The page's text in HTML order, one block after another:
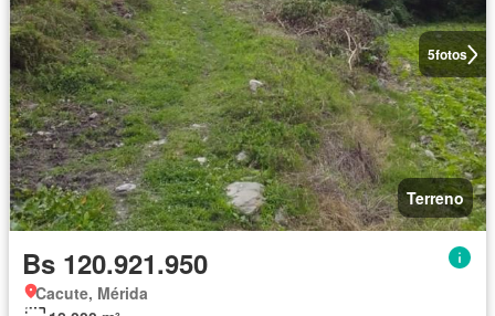
5fotos
Terreno
Bs 120.921.950
Cacute, Mérida